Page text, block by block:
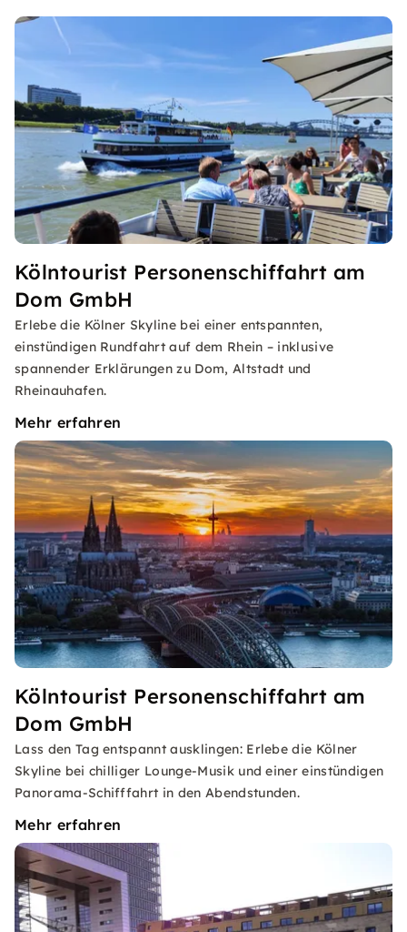
Kölntourist Personenschiffahrt am
Dom GmbH
Erlebe die Kölner Skyline bei einer entspannten,
einstündigen Rundfahrt auf dem Rhein – inklusive
spannender Erklärungen zu Dom, Altstadt und
Rheinauhafen.
Mehr erfahren
Kölntourist Personenschiffahrt am
Dom GmbH
Lass den Tag entspannt ausklingen: Erlebe die Kölner
Skyline bei chilliger Lounge-Musik und einer einstündigen
Panorama-Schifffahrt in den Abendstunden.
Mehr erfahren